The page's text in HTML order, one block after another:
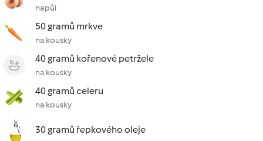
napůl
50 gramů mrkve
na kousky
40 gramů kořenové petržele
na kousky
40 gramů celeru
na kousky
30 gramů řepkového oleje